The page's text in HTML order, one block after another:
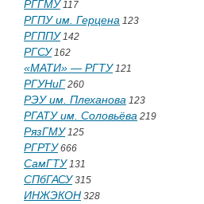
РГГМУ117
РГПУ им. Герцена 123
РГППУ142
РГСУ162
«МАТИ» — РГТУ121
РГУНиГ 260
РЭУ им. Плеханова 123
РГАТУ им. Соловьёва 219
РязГМУ125
РГРТУ666
СамГТУ131
СПбГАСУ315
ИНЖЭКОН 328